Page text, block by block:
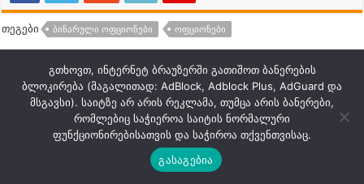
თეგები ᲑᲘᲜᲐᲠᲣᲚᲘ ᲝᲤᲪᲘᲝᲜᲔᲑᲘ ᲝᲤᲪᲘᲝᲜᲔᲑᲘ
თემატური სტატიები
გთხოვთ, ინტერნეტ ბრაუზერში გათიშოთ ბანერების
ბლოკირება (მაგალითად: AdBlock, Adblock Plus, AdGuard და
მსგავსი). საიტზე არ არის რეკლამა, თუმცა არის ბანერები,
რომლებიც საჭიეროა საიტის ნორმალური
ფუნქციონირებისათვის და საჭიროა თქვენთვისაც.
გასაგებია